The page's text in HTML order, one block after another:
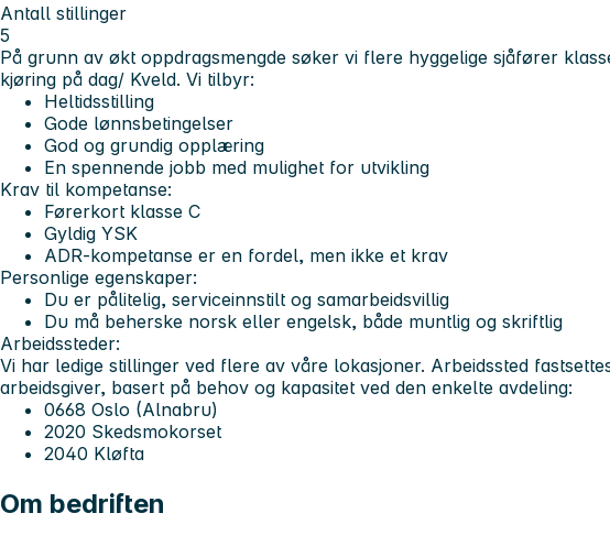
Antall stillinger
5
På grunn av økt oppdragsmengde søker vi flere hyggelige sjåfører
kjøring på dag/ Kveld. Vi tilbyr:
Heltidsstilling
Gode lønnsbetingelser
God og grundig opplæring
En spennende jobb med mulighet for utvikling
Krav til kompetanse:
Førerkort klasse C
Gyldig YSK
ADR-kompetanse er en fordel, men ikke et krav
Personlige egenskaper:
Du er pålitelig, serviceinnstilt og samarbeidsvillig
Du må beherske norsk eller engelsk, både muntlig og skriftlig
Arbeidssteder:
Vi har ledige stillinger ved flere av våre lokasjoner. Arbeidssted
arbeidsgiver, basert på behov og kapasitet ved den enkelte avdeling:
0668 Oslo (Alnabru)
2020 Skedsmokorset
2040 Kløfta
Om bedriften